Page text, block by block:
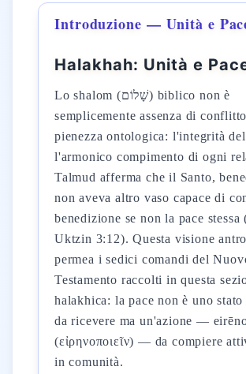
Introduzione — Unità e
Halakhah: Unità e
Lo shalom (שָׁלוֹם) biblico non è
semplicemente assenza di
pienezza ontologica: l'integrità
l'armonico compimento di ogni
Talmud afferma che il Santo,
non aveva altro vaso capace di
benedizione se non la pace stessa
Uktzin 3:12). Questa visione
permea i sedici comandi del
Testamento raccolti in questa
halakhica: la pace non è uno stato
da ricevere ma un'azione —
(εἰρηνοποιεῖν) — da compiere
in comunità.